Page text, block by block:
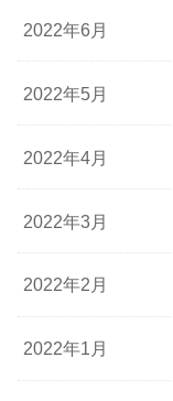
2022年6月
2022年5月
2022年4月
2022年3月
2022年2月
2022年1月